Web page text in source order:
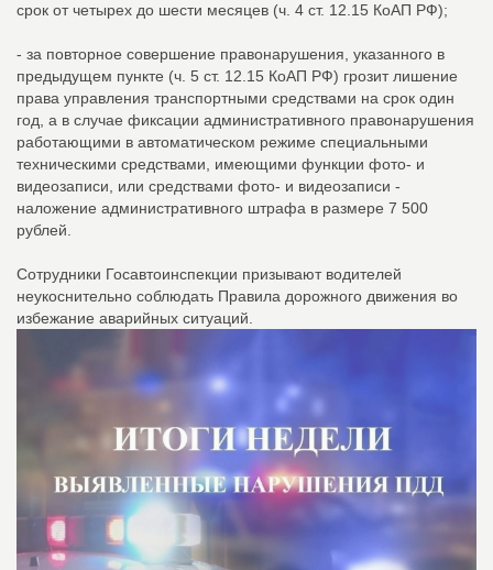
срок от четырех до шести месяцев (ч. 4 ст. 12.15 КоАП РФ);
- за повторное совершение правонарушения, указанного в
предыдущем пункте (ч. 5 ст. 12.15 КоАП РФ) грозит лишение
права управления транспортными средствами на срок один
год, а в случае фиксации административного правонарушения
работающими в автоматическом режиме специальными
техническими средствами, имеющими функции фото- и
видеозаписи, или средствами фото- и видеозаписи -
наложение административного штрафа в размере 7 500
рублей.
Сотрудники Госавтоинспекции призывают водителей
неукоснительно соблюдать Правила дорожного движения во
избежание аварийных ситуаций.